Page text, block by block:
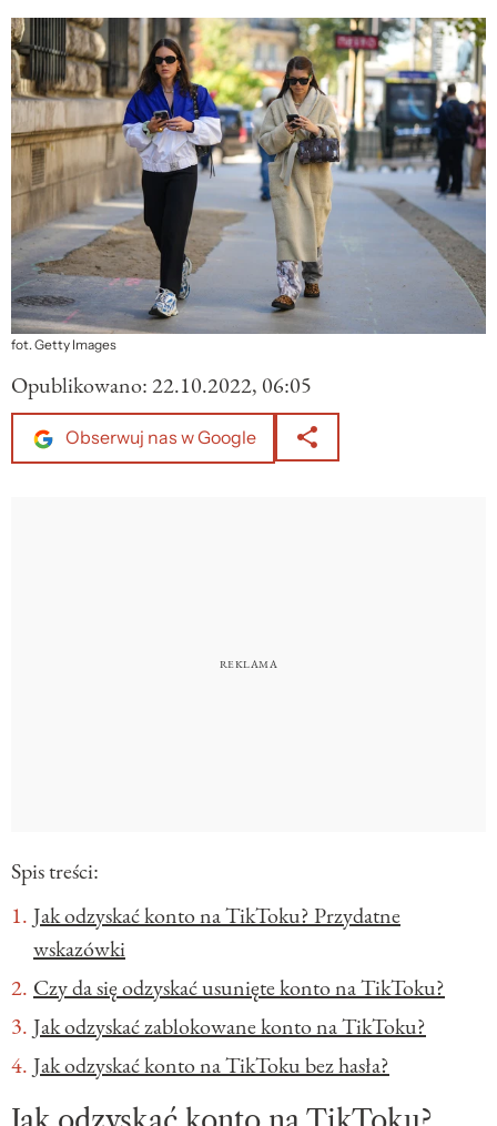
fot. Getty Images
Opublikowano:22.10.2022, 06:05
Obserwuj nas w Google
Spis treści:
Jak odzyskać konto na TikToku? Przydatne
wskazówki
Czy da się odzyskać usunięte konto na TikToku?
Jak odzyskać zablokowane konto na TikToku?
Jak odzyskać konto na TikToku bez hasła?